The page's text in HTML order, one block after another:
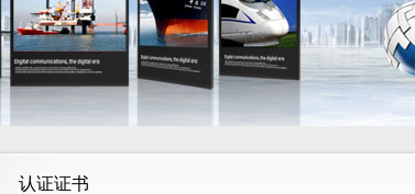
认证证书